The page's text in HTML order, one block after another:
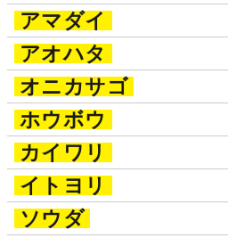
アマダイ
アオハタ
オニカサゴ
ホウボウ
カイワリ
イトヨリ
ソウダ